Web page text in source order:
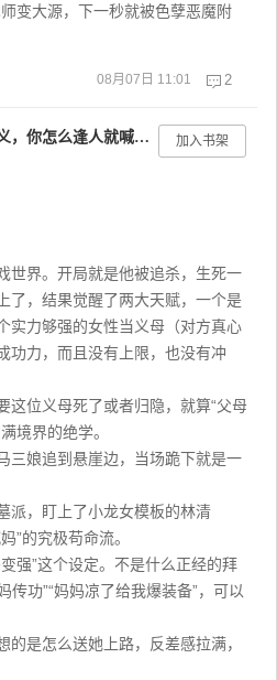
变大源，下一秒就被色孽恶魔附
08月07日 11:01 2
加入书架
说好了行侠仗义，你怎么逢人就喊妈妈？
世界。开局就是他被追杀，生死一
了，结果觉醒了两大天赋，一个是
实力够强的女性当义母（对方真心
功力，而且没有上限，也没有冲
这位义母死了或者归隐，就算“父母
境界的绝学。
三娘追到悬崖边，当场跪下就是一
派，盯上了小龙女模板的林清
的究极苟命流。
强”这个设定。不是什么正经的拜
传功”“妈妈凉了给我爆装备”，可以
的是怎么送她上路，反差感拉满，